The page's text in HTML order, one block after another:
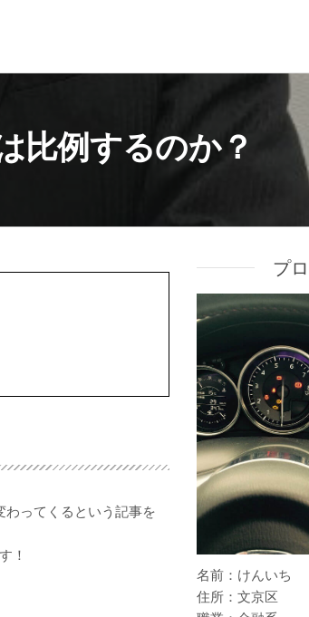
比例するのか？
ってくるという記事を
！
プ
名前：けんいち
住所：文京区